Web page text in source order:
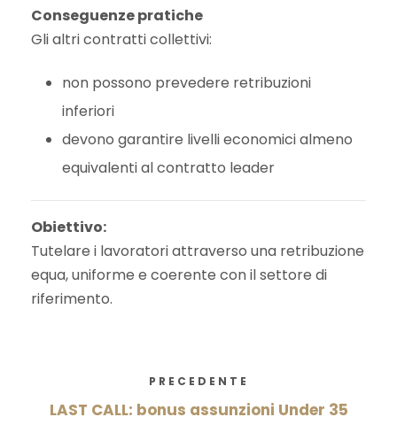
Conseguenze pratiche
Gli altri contratti collettivi:
non possono prevedere retribuzioni
inferiori
devono garantire livelli economici almeno
equivalenti al contratto leader
Obiettivo:
Tutelare i lavoratori attraverso una retribuzione
equa, uniforme e coerente con il settore di
riferimento.
PRECEDENTE
LAST CALL: bonus assunzioni Under 35